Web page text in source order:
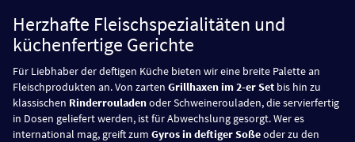
Herzhafte Fleischspezialitäten und
küchenfertige Gerichte
Für Liebhaber der deftigen Küche bieten wir eine breite Palette an
Fleischprodukten an. Von zarten Grillhaxen im 2-er Set bis hin zu
klassischen Rinderrouladenoder Schweinerouladen, die servierfertig
in Dosen geliefert werden, ist für Abwechslung gesorgt. Wer es
international mag, greift zum Gyros in deftiger Soßeoder zu den